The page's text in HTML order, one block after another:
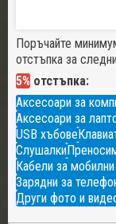
Поръчайте
отстъпка за
5% отстъпка:
Аксесоари за
Аксесоари за
USB хъбове
Слушалки
Кабели за
Зарядни за
Други фото и